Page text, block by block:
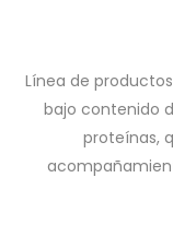
Línea de
bajo contenido
proteínas,